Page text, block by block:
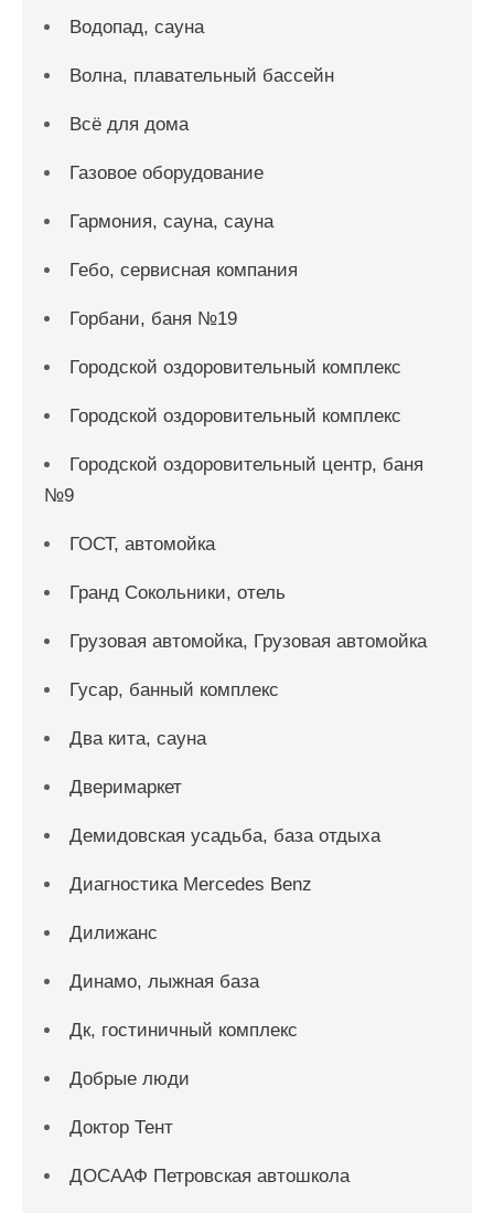
Водопад, сауна
Волна, плавательный бассейн
Всё для дома
Газовое оборудование
Гармония, сауна, сауна
Гебо, сервисная компания
Горбани, баня №19
Городской оздоровительный комплекс
Городской оздоровительный комплекс
Городской оздоровительный центр, баня
№9
ГОСТ, автомойка
Гранд Сокольники, отель
Грузовая автомойка, Грузовая автомойка
Гусар, банный комплекс
Два кита, сауна
Дверимаркет
Демидовская усадьба, база отдыха
Диагностика Mercedes Benz
Дилижанс
Динамо, лыжная база
Дк, гостиничный комплекс
Добрые люди
Доктор Тент
ДОСААФ Петровская автошкола